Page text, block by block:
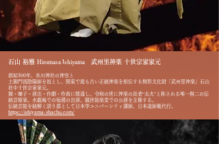
石山 裕雅 Hiromasa Ishiyama 武州里神楽 十世宗家家元
創始300年、氷川神社の神官と
土御門流陰陽師を祖とし、関東で最も古い正統神楽を相伝する無形文化財「武州里神楽」石山
社中十世宗家家元。
舞・囃子・演出・作劇・作曲に精通し、令和の世に神楽の長者“太夫”と称される唯一無二の伝
統芸術家。水戯庵での毎週の出演、観世能楽堂での公演を主催する。
伝統芸能を紐解く語り部として日本学ユニバーシティ講師、日本道師範代行。
https://ishiyama-shachu.com/